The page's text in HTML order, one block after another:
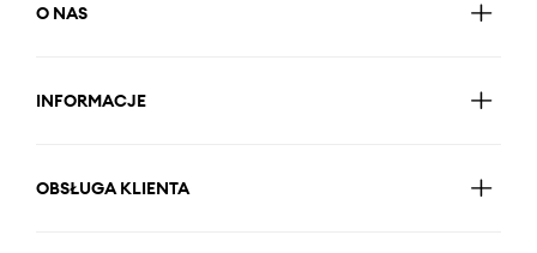
O NAS
INFORMACJE
OBSŁUGA KLIENTA